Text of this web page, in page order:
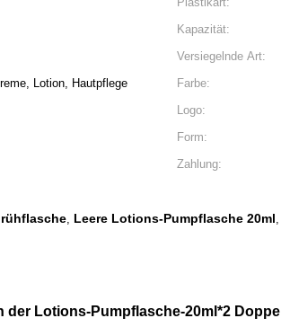
Kapazität:
Versiegelnde Art:
Lotion, Hautpflege Farbe:
Logo:
Form:
Zahlung:
, Leere Lotions-Pumpflasche 20ml,
Lotions-Pumpflasche-20ml*2 Doppel